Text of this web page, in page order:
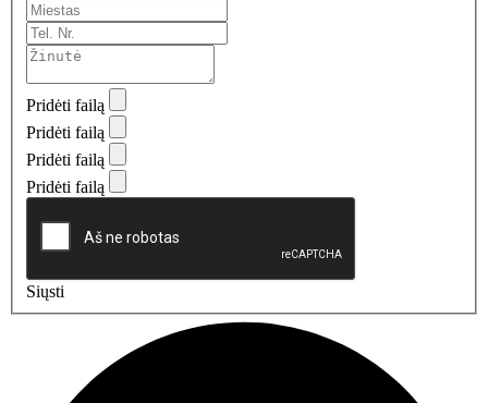
Pridėti failą
Pridėti failą
Pridėti failą
Pridėti failą
Siųsti